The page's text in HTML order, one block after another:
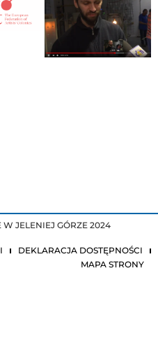
JELENIEJ GÓRZE 2024
DEKLARACJA DOSTĘPNOŚCI
MAPA STRONY